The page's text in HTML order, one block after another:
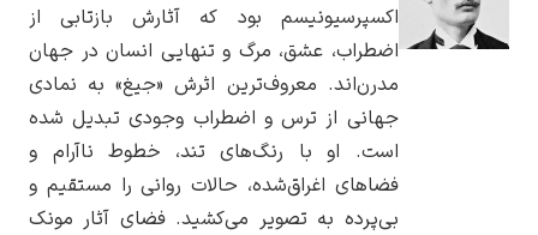
بود که آثارش بازتابی از
عشق، مرگ و تنهایی انسان در جهان
معروف‌ترین اثرش «جیغ» به نمادی
از ترس و اضطراب وجودی تبدیل شده
او با رنگ‌های تند، خطوط ناآرام و
اغراق‌شده، حالات روانی را مستقیم و
به تصویر می‌کشید. فضای آثار مونک